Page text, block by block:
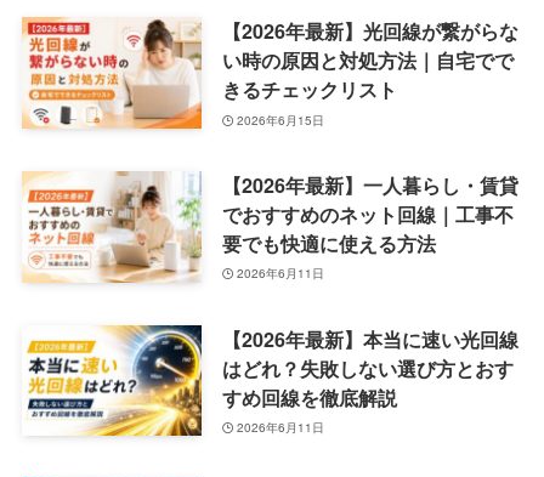
【2026年最新】光回線が繋がらな
い時の原因と対処方法｜自宅でで
きるチェックリスト
2026年6月15日
【2026年最新】一人暮らし・賃貸
でおすすめのネット回線｜工事不
要でも快適に使える方法
2026年6月11日
【2026年最新】本当に速い光回線
はどれ？失敗しない選び方とおす
すめ回線を徹底解説
2026年6月11日